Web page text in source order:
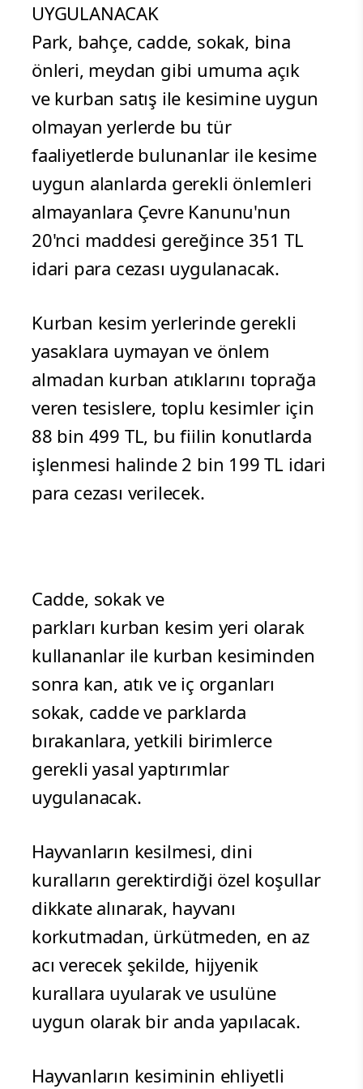
UYGULANACAK
Park, bahçe, cadde, sokak, bina
önleri, meydan gibi umuma açık
ve kurban satış ile kesimine uygun
olmayan yerlerde bu tür
faaliyetlerde bulunanlar ile kesime
uygun alanlarda gerekli önlemleri
almayanlara Çevre Kanunu'nun
20'nci maddesi gereğince 351 TL
idari para cezası uygulanacak.
Kurban kesim yerlerinde gerekli
yasaklara uymayan ve önlem
almadan kurban atıklarını toprağa
veren tesislere, toplu kesimler için
88 bin 499 TL, bu fiilin konutlarda
işlenmesi halinde 2 bin 199 TL idari
para cezası verilecek.
Cadde, sokak ve
parkları kurban kesim yeri olarak
kullananlar ile kurban kesiminden
sonra kan, atık ve iç organları
sokak, cadde ve parklarda
bırakanlara, yetkili birimlerce
gerekli yasal yaptırımlar
uygulanacak.
Hayvanların kesilmesi, dini
kuralların gerektirdiği özel koşullar
dikkate alınarak, hayvanı
korkutmadan, ürkütmeden, en az
acı verecek şekilde, hijyenik
kurallara uyularak ve usulüne
uygun olarak bir anda yapılacak.
Hayvanların kesiminin ehliyetli